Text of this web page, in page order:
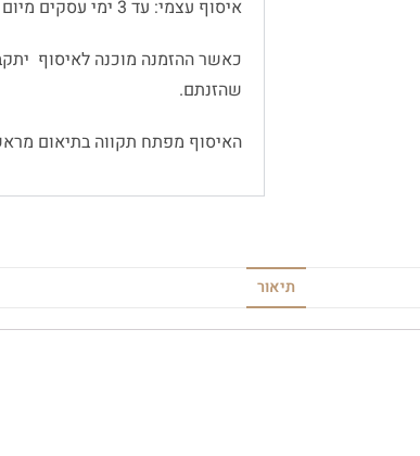
איסוף עצמי: עד 3 ימי עסקים מיום ההזמנה
כאשר ההזמנה מוכנה לאיסוף
שהזנתם.
האיסוף מפתח תקווה בתיאום
תיאור